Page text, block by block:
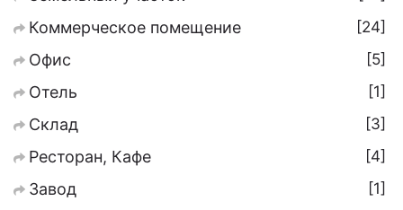
Коммерческое помещение
24
Офис
5
Отель
1
Склад
3
Ресторан, Кафе
4
Завод
1